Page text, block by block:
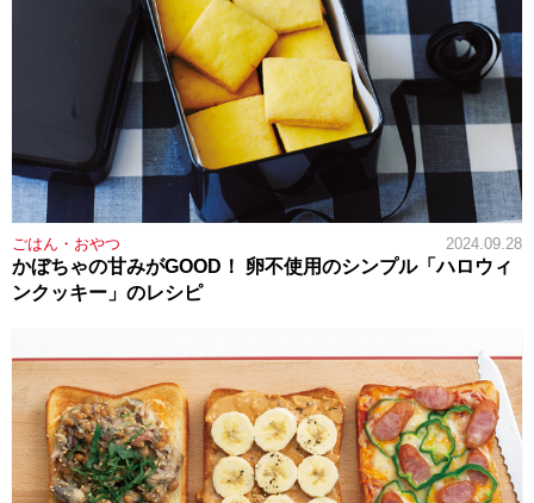
ごはん・おやつ 2024.09.28
かぼちゃの甘みがGOOD！ 卵不使用のシンプル「ハロウィ
ンクッキー」のレシピ